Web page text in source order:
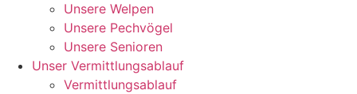
Unsere Welpen
Unsere Pechvögel
Unsere Senioren
Unser Vermittlungsablauf
Vermittlungsablauf